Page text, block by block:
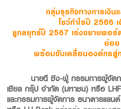
กลุ่มธุรกิจทางการเงิ
โชว์กำไรปี 2566
ชูกลยุทธ์ปี 2567 เร่งขยายพอร์
ย่อย
พร้อมขับเคลื่อนองค์กรสู่
นายฉี ชิง-ฟู่ กรรมการผู้จัด
เชียล กรุ๊ป จำกัด (มหาชน) หรือ
และกรรมการผู้จัดการ ธนาคารแลน